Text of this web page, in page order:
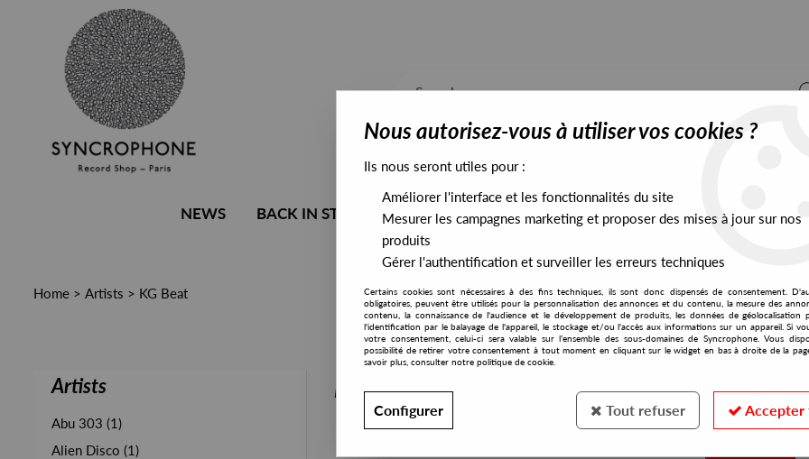
NEWS BACK IN STOCK ALL STOCK EXCLUSIVES PRESALES EXCLUSIVES
Home > Artists > KG Beat
Artists
Abu 303 (1)
Alien Disco (1)
PRESALES EXCLUSIVES
Nous autorisez-vous à utiliser vos cookies ?
Ils nous seront utiles pour :
Améliorer l'interface et les fonctionnalités du site
Mesurer les campagnes marketing et proposer des mises à jour sur nos
produits
Gérer l'authentification et surveiller les erreurs techniques
Certains cookies sont nécessaires à des fins techniques, ils sont donc dispensés de consentement.
obligatoires, peuvent être utilisés pour la personnalisation des annonces et du contenu, la mesure des
contenu, la connaissance de l'audience et le développement de produits, les données de géolocalisation
l'identification par le balayage de l'appareil, le stockage et/ou l'accès aux informations sur un appareil. Si
votre consentement, celui-ci sera valable sur l’ensemble des sous-domaines de Syncrophone. Vous
possibilité de retirer votre consentement à tout moment en cliquant sur le widget en bas à droite de la
savoir plus, consulter notre politique de cookie.
Configurer Tout refuser Accepter